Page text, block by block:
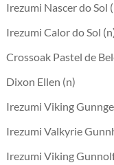
Irezumi Nascer do Sol
Irezumi Calor do Sol
Crossoak Pastel de
Dixon Ellen (n)
Irezumi Viking
Irezumi Valkyrie
Irezumi Viking